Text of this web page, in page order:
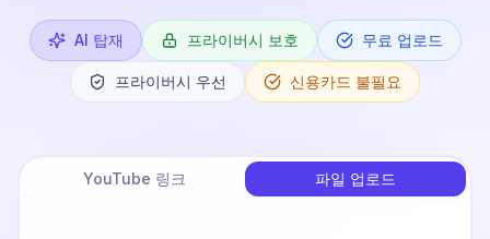
AI 탑재 프라이버시 보호 무료 업로드
프라이버시 우선 신용카드 불필요
YouTube 링크 파일 업로드